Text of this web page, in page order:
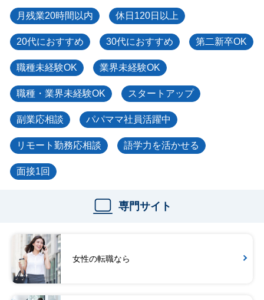
月残業20時間以内 休日120日以上
20代におすすめ 30代におすすめ 第二新卒OK
職種未経験OK 業界未経験OK
職種・業界未経験OK スタートアップ
副業応相談 パパママ社員活躍中
リモート勤務応相談 語学力を活かせる
面接1回
専門サイト
女性の転職なら